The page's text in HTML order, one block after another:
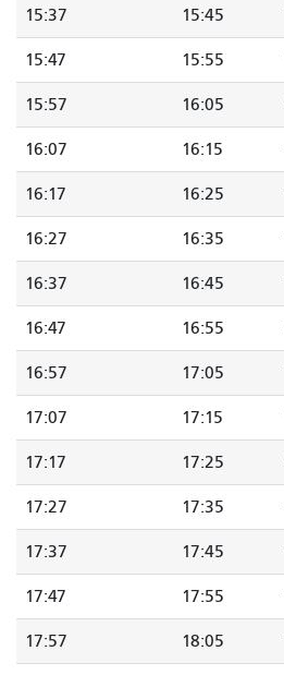
15:37 15:45
15:47 15:55
15:57 16:05
16:07 16:15
16:17 16:25
16:27 16:35
16:37 16:45
16:47 16:55
16:57 17:05
17:07 17:15
17:17 17:25
17:27 17:35
17:37 17:45
17:47 17:55
17:57 18:05